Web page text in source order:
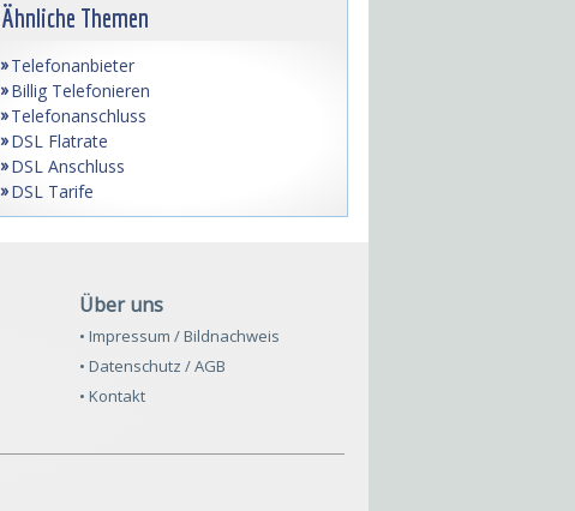
Ähnliche Themen
Telefonanbieter
Billig Telefonieren
Telefonanschluss
DSL Flatrate
DSL Anschluss
DSL Tarife
Über uns
• Impressum / Bildnachweis
• Datenschutz / AGB
• Kontakt